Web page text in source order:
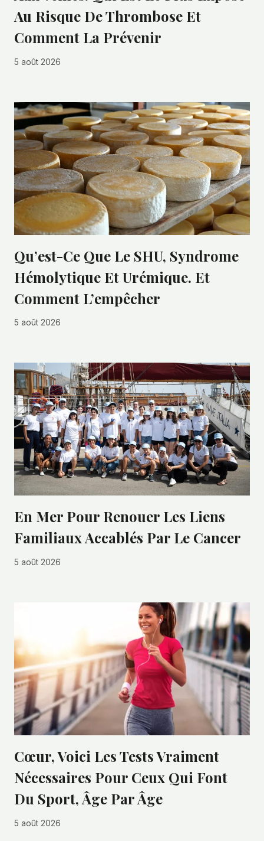
Au Risque De Thrombose Et
Comment La Prévenir
5 août 2026
Qu’est-Ce Que Le SHU, Syndrome
Hémolytique Et Urémique. Et
Comment L’empêcher
5 août 2026
En Mer Pour Renouer Les Liens
Familiaux Accablés Par Le Cancer
5 août 2026
Cœur, Voici Les Tests Vraiment
Nécessaires Pour Ceux Qui Font
Du Sport, Âge Par Âge
5 août 2026